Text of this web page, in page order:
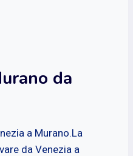
da
a Murano.La
da Venezia a